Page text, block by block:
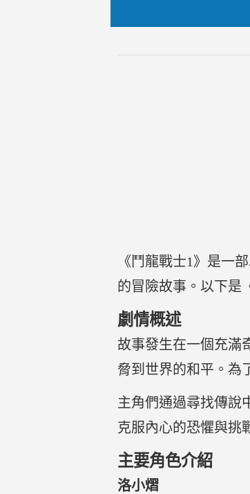
《鬥龍戰士1》是一
的冒險故事。以下是
劇情概述
故事發生在一個充滿
脅到世界的和平。為
主角們通過尋找傳說
克服內心的恐懼與挑
主要角色介紹
洛小熠